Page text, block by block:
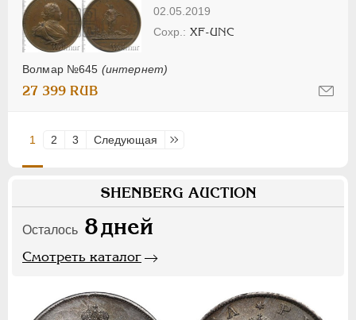
02.05.2019
Волмар №645 (интернет)
XF-UNC
27 399 RUB
1 2 3 Следующая Последняя
SHENBERG AUCTION
Осталось 8дней
Смотреть каталог